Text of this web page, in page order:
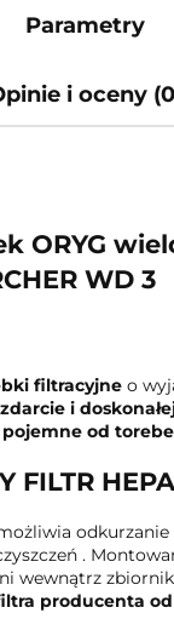
Parametry
i oceny
ORYG
WD 3
filtracyjne o
i
od
FILTR HEPA
odkurzanie
.
wewnątrz
producenta